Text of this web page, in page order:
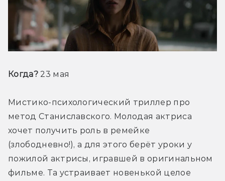
Когда? 23 мая
Мистико-психологический триллер про
метод Станиславского. Молодая актриса
хочет получить роль в ремейке
(злободневно!), а для этого берёт уроки у
пожилой актрисы, игравшей в оригинальном
фильме. Та устраивает новенькой целое